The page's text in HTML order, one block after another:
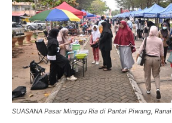
SUASANA Pasar Minggu Ria di Pantai Piwang, Ranai